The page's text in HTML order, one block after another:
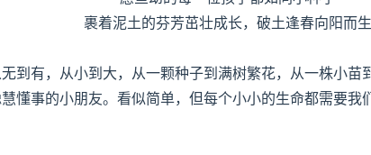
裹着泥土的芬芳茁壮成长，破土逢春向阳而生
到有，从小到大，从一颗种子到满树繁花，从一株小苗
懂事的小朋友。看似简单，但每个小小的生命都需要我